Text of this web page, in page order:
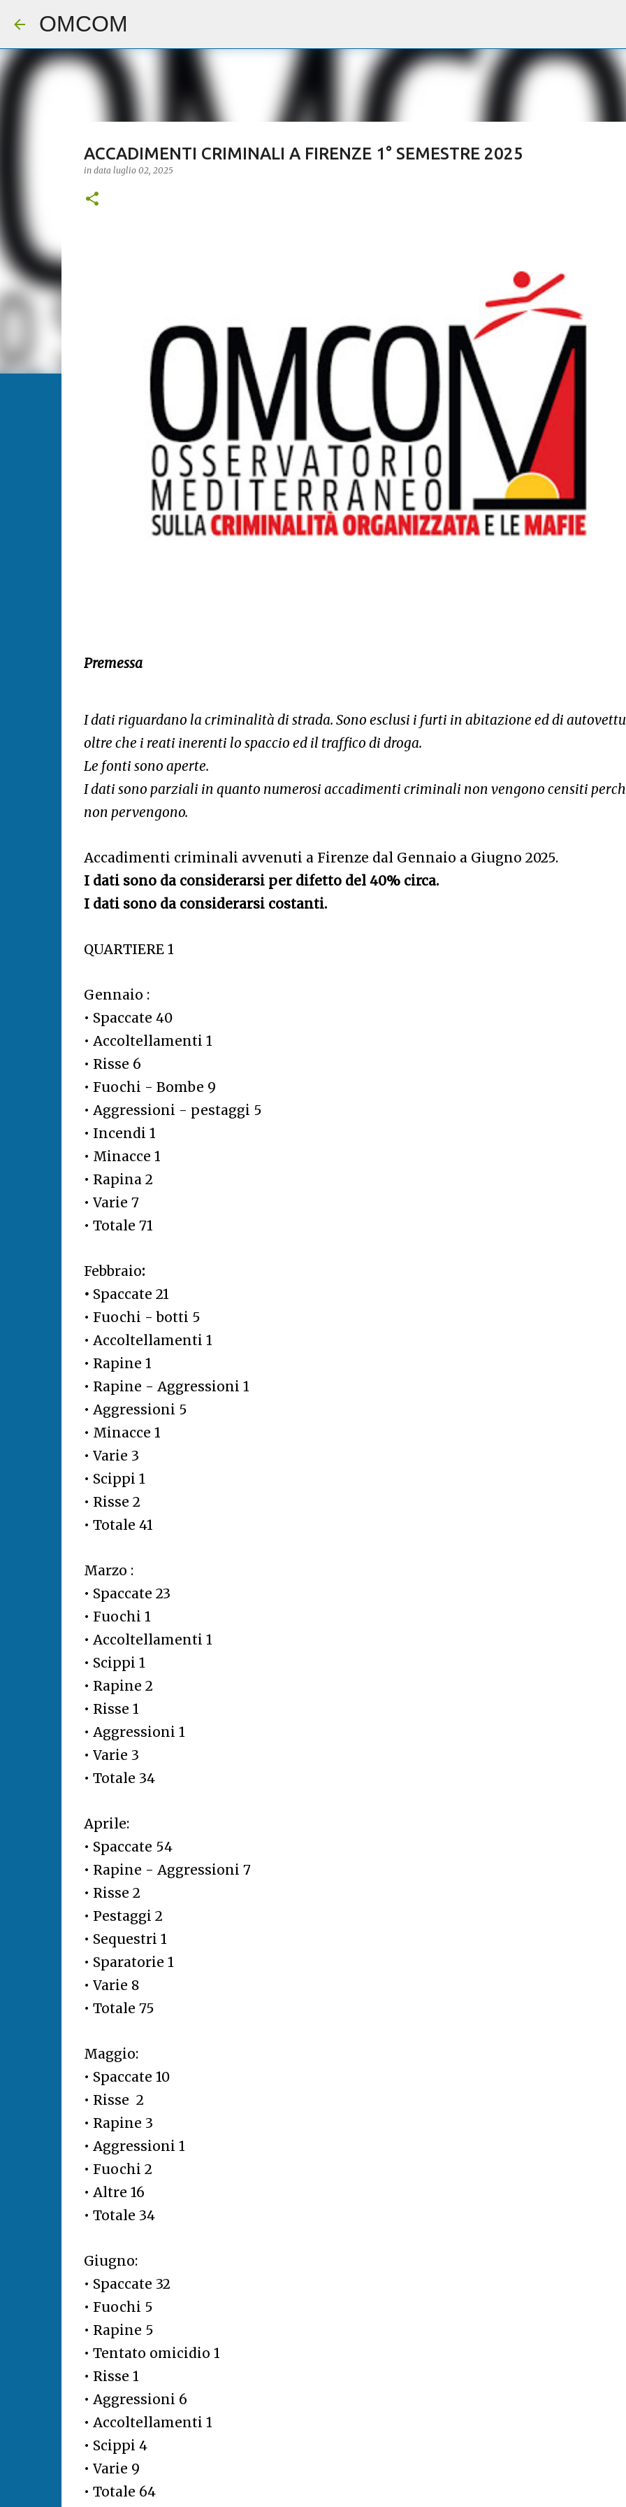
OMCOM
ACCADIMENTI CRIMINALI A FIRENZE 1° SEMESTRE 2025
in data luglio 02, 2025
Premessa
I dati riguardano la criminalità di strada. Sono esclusi i furti in abitazione ed di
oltre che i reati inerenti lo spaccio ed il traffico di droga.
Le fonti sono aperte.
I dati sono parziali in quanto numerosi accadimenti criminali non vengono censiti
non pervengono.
Accadimenti criminali avvenuti a Firenze dal Gennaio a Giugno 2025.
I dati sono da considerarsi per difetto del 40% circa.
I dati sono da considerarsi costanti.
QUARTIERE 1
Gennaio :
• Spaccate 40
• Accoltellamenti 1
• Risse 6
• Fuochi - Bombe 9
• Aggressioni - pestaggi 5
• Incendi 1
• Minacce 1
• Rapina 2
• Varie 7
• Totale 71
Febbraio:
• Spaccate 21
• Fuochi - botti 5
• Accoltellamenti 1
• Rapine 1
• Rapine - Aggressioni 1
• Aggressioni 5
• Minacce 1
• Varie 3
• Scippi 1
• Risse 2
• Totale 41
Marzo :
• Spaccate 23
• Fuochi 1
• Accoltellamenti 1
• Scippi 1
• Rapine 2
• Risse 1
• Aggressioni 1
• Varie 3
• Totale 34
Aprile:
• Spaccate 54
• Rapine - Aggressioni 7
• Risse 2
• Pestaggi 2
• Sequestri 1
• Sparatorie 1
• Varie 8
• Totale 75
Maggio:
• Spaccate 10
• Risse 2
• Rapine 3
• Aggressioni 1
• Fuochi 2
• Altre 16
• Totale 34
Giugno:
• Spaccate 32
• Fuochi 5
• Rapine 5
• Tentato omicidio 1
• Risse 1
• Aggressioni 6
• Accoltellamenti 1
• Scippi 4
• Varie 9
• Totale 64